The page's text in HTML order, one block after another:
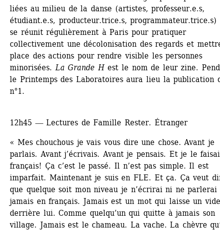
liées au milieu de la danse (artistes, professeur.e.s,
étudiant.e.s, producteur.trice.s, programmateur.trice.s)
se réunit régulièrement à Paris pour pratiquer
collectivement une décolonisation des regards et
place des actions pour rendre visible les personnes
minorisées. La Grande Hest le nom de leur zine.
le Printemps des Laboratoires aura lieu la publication
n°1.
12h45 ― Lectures de Famille Rester. Étranger
« Mes chouchous je vais vous dire une chose. Avant je
parlais. Avant j’écrivais. Avant je pensais. Et je le
français! Ça c’est le passé. Il n’est pas simple. Il est
imparfait. Maintenant je suis en FLE. Et ça. Ça veut
que quelque soit mon niveau je n’écrirai ni ne parlerai
jamais en français. Jamais est un mot qui laisse un
derrière lui. Comme quelqu’un qui quitte à jamais son
village. Jamais est le chameau. La vache. La chèvre